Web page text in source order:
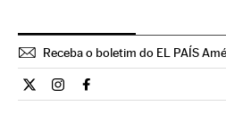
Receba o boletim do EL PAÍS
Internacional El País Brasil en
Internacional El País Brasil
Internacional El País